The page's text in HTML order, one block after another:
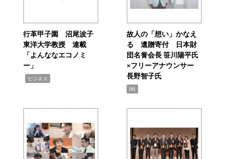
行革甲子園 沼尾波子
東洋大学教授 連載
「よんななエコノミ
ー」
ビジネス
故人の「想い」かなえ
る 遺贈寄付 日本財
団名誉会長 笹川陽平氏
×フリーアナウンサー
長野智子氏
PR